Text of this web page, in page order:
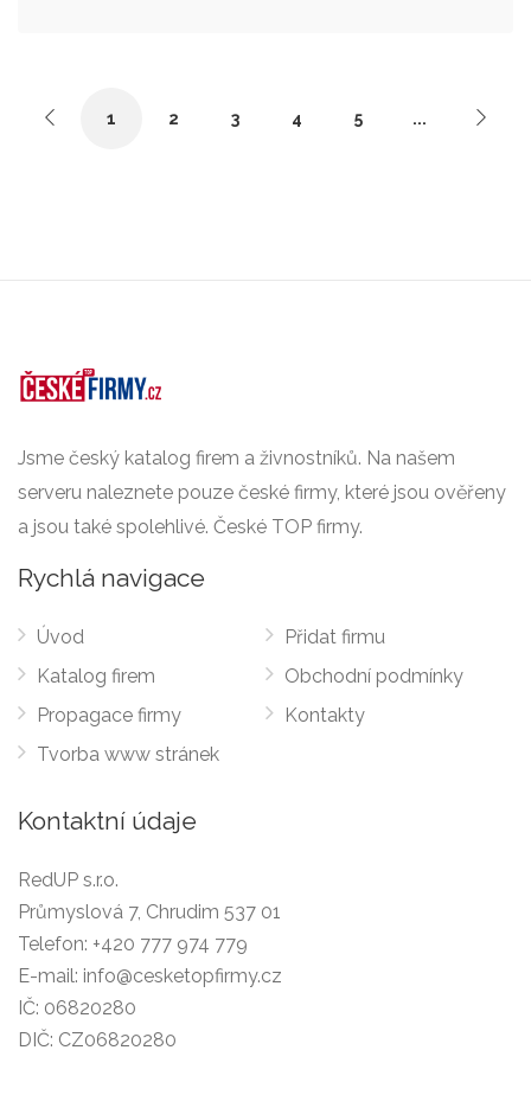
1 2 3 4 5 ...
Jsme český katalog firem a živnostníků. Na našem
serveru naleznete pouze české firmy, které jsou ověřeny
a jsou také spolehlivé. České TOP firmy.
Rychlá navigace
Úvod
Katalog firem
Propagace firmy
Tvorba www stránek
Přidat firmu
Obchodní podmínky
Kontakty
Kontaktní údaje
RedUP s.r.o.
Průmyslová 7, Chrudim 537 01
Telefon: +420 777 974 779
E-mail: info@cesketopfirmy.cz
IČ: 06820280
DIČ: CZ06820280